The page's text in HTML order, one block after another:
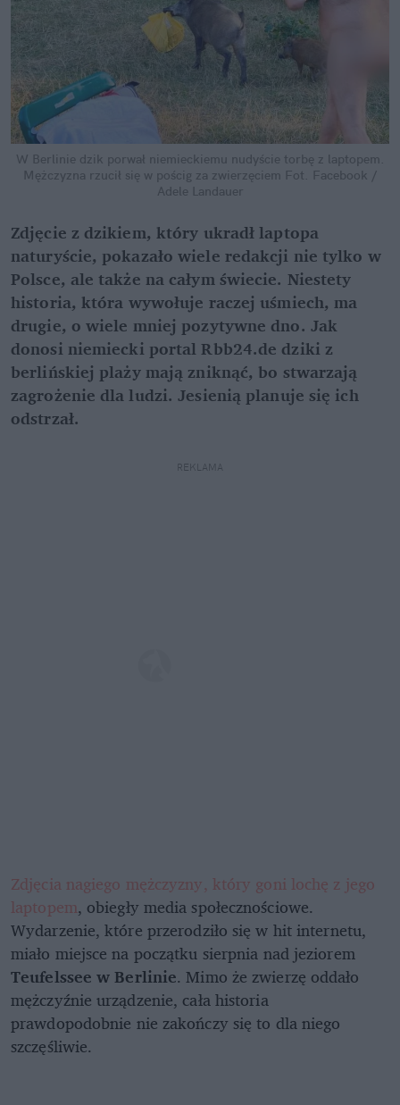
W Berlinie dzik porwał niemieckiemu nudyście torbę z laptopem.
Mężczyzna rzucił się w pościg za zwierzęciem Fot. Facebook /
Adele Landauer
Zdjęcie z dzikiem, który ukradł laptopa
naturyście, pokazało wiele redakcji nie tylko w
Polsce, ale także na całym świecie. Niestety
historia, która wywołuje raczej uśmiech, ma
drugie, o wiele mniej pozytywne dno. Jak
donosi niemiecki portal Rbb24.de dziki z
berlińskiej plaży mają zniknąć, bo stwarzają
zagrożenie dla ludzi. Jesienią planuje się ich
odstrzał.
REKLAMA
Zdjęcia nagiego mężczyzny, który goni lochę z jego
laptopem, obiegły media społecznościowe.
Wydarzenie, które przerodziło się w hit internetu,
miało miejsce na początku sierpnia nad jeziorem
Teufelssee w Berlinie. Mimo że zwierzę oddało
mężczyźnie urządzenie, cała historia
prawdopodobnie nie zakończy się to dla niego
szczęśliwie.